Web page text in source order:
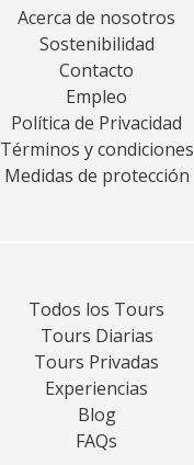
Acerca de nosotros
Sostenibilidad
Contacto
Empleo
Política de Privacidad
Términos y condiciones
Medidas de protección
Todos los Tours
Tours Diarias
Tours Privadas
Experiencias
Blog
FAQs